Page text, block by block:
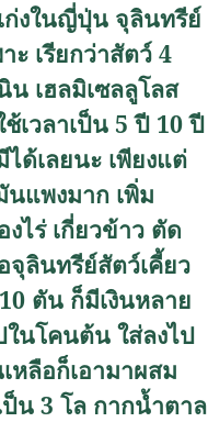
ก่งในญี่ปุ่น จุลินทรีย์
ะ เรียกว่าสัตว์ 4
เฮลมิเซลลูโลส
วลาเป็น 5 ปี 10 ปี
ด้เลยนะ เพียงแต่
นแพงมาก เพิ่ม
ไร่ เกี่ยวข้าว ตัด
จุลินทรีย์สัตว์เคี้ยว
ตัน ก็มีเงินหลาย
ในโคนต้น ใส่ลงไป
ลือก็เอามาผสม
น 3 โล กากน้ำตาล